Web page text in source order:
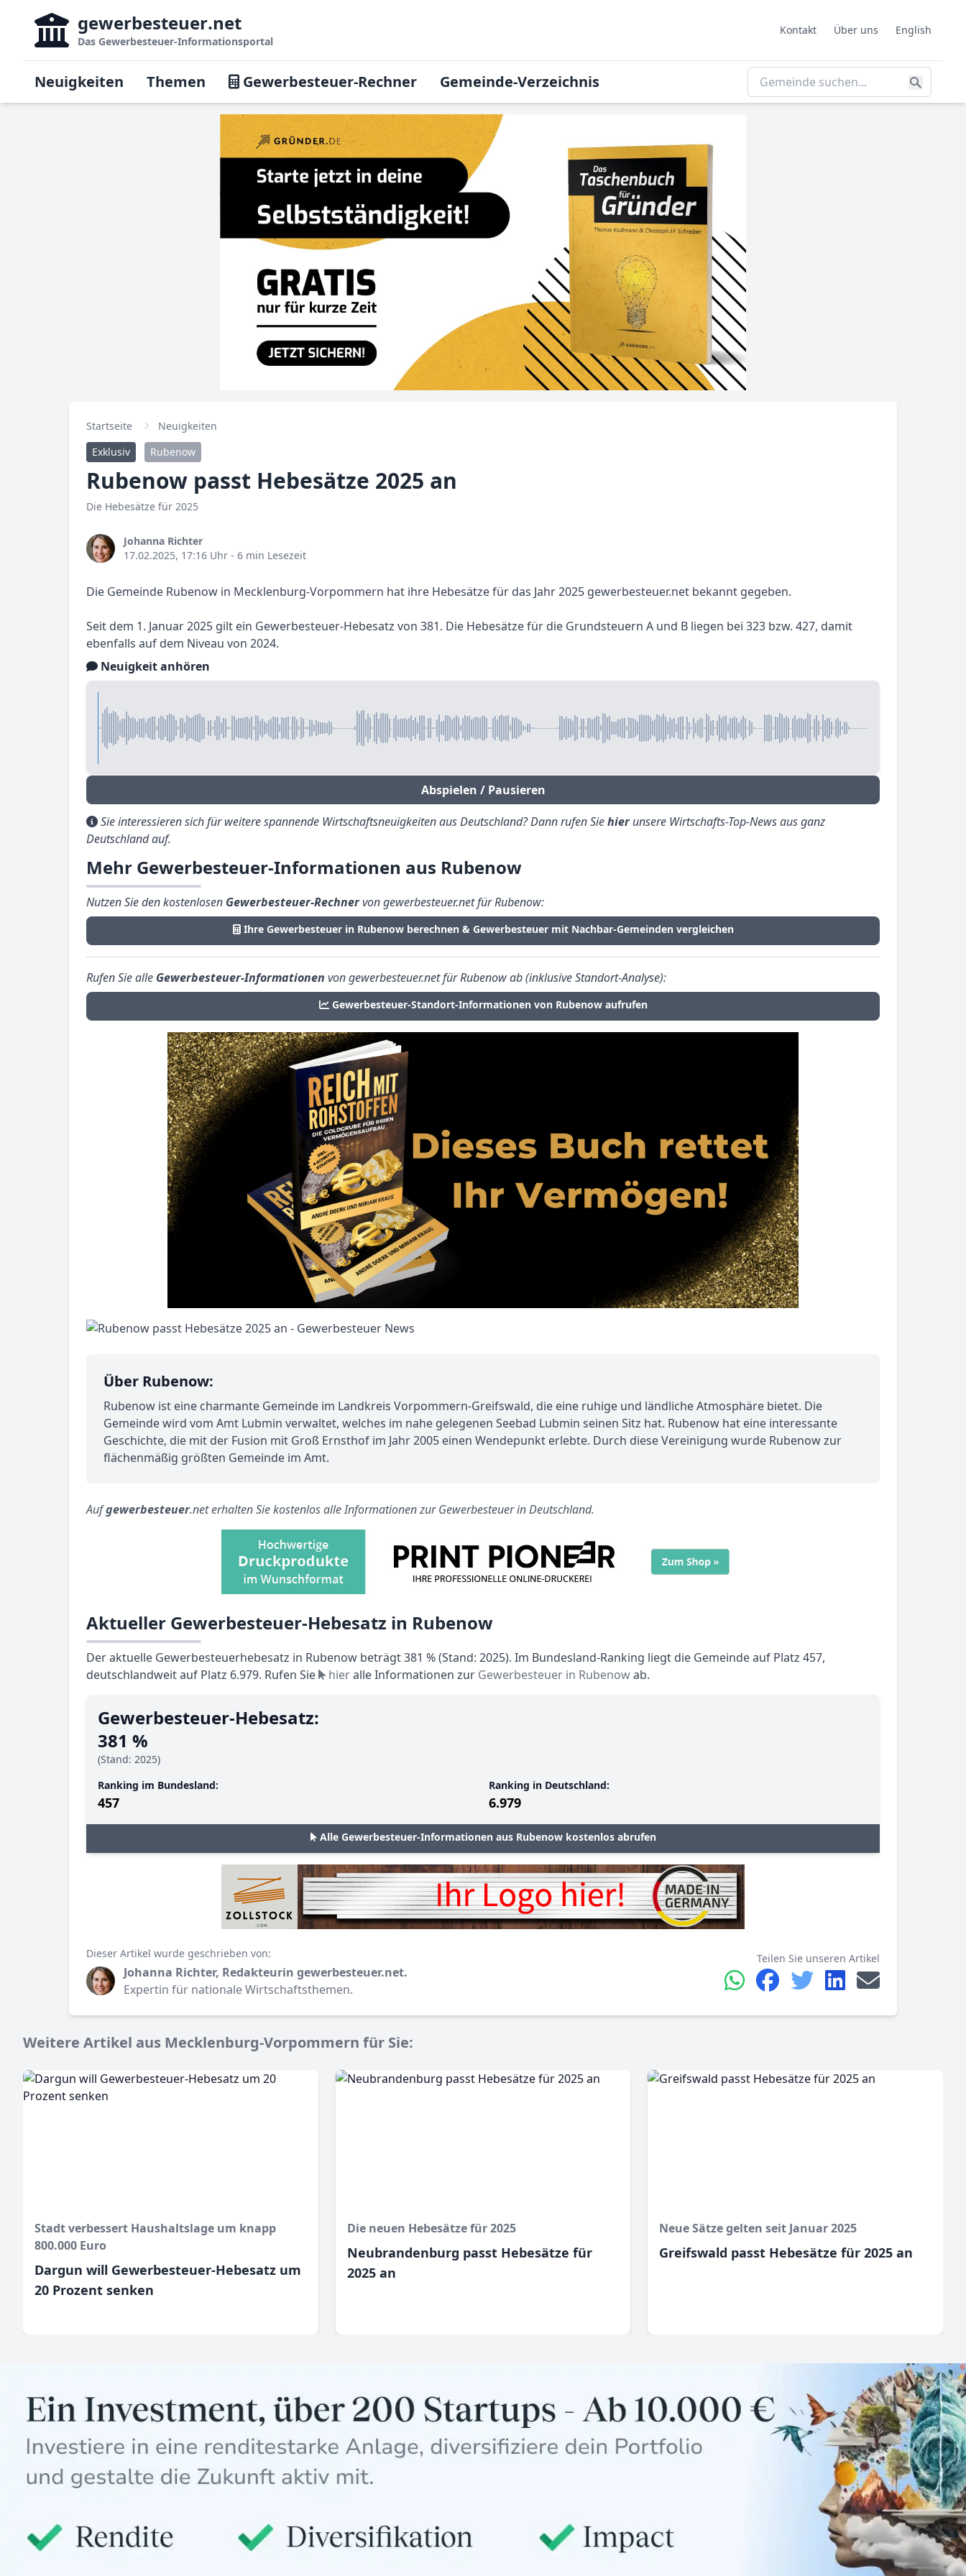
gewerbesteuer.net
Das Gewerbesteuer-Informationsportal
Kontakt Über uns English
Neuigkeiten Themen Gewerbesteuer-Rechner Gemeinde-Verzeichnis
Startseite
Neuigkeiten
Exklusiv
Rubenow
Rubenow passt Hebesätze 2025 an
Die Hebesätze für 2025
Johanna Richter
17.02.2025, 17:16 Uhr - 6 min Lesezeit
Die Gemeinde Rubenow in Mecklenburg-Vorpommern hat ihre Hebesätze für das Jahr 2025 gewerbesteuer.net bekannt gegeben.
Seit dem 1. Januar 2025 gilt ein Gewerbesteuer-Hebesatz von 381. Die Hebesätze für die Grundsteuern A und B liegen bei 323 bzw. 427, damit
ebenfalls auf dem Niveau von 2024.
Neuigkeit anhören
Abspielen / Pausieren
Sie interessieren sich für weitere spannende Wirtschaftsneuigkeiten aus Deutschland? Dann rufen Siehierunsere Wirtschafts-Top-News aus ganz
Deutschland auf.
Mehr Gewerbesteuer-Informationen aus Rubenow
Nutzen Sie den kostenlosen Gewerbesteuer-Rechnervon gewerbesteuer.net für Rubenow:
Ihre Gewerbesteuer in Rubenow berechnen & Gewerbesteuer mit Nachbar-Gemeinden vergleichen
Rufen Sie alle Gewerbesteuer-Informationen von gewerbesteuer.net für Rubenow ab (inklusive Standort-Analyse):
Gewerbesteuer-Standort-Informationen von Rubenow aufrufen
Über Rubenow:
Rubenow ist eine charmante Gemeinde im Landkreis Vorpommern-Greifswald, die eine ruhige und ländliche Atmosphäre bietet. Die
Gemeinde wird vom Amt Lubmin verwaltet, welches im nahe gelegenen Seebad Lubmin seinen Sitz hat. Rubenow hat eine interessante
Geschichte, die mit der Fusion mit Groß Ernsthof im Jahr 2005 einen Wendepunkt erlebte. Durch diese Vereinigung wurde Rubenow zur
flächenmäßig größten Gemeinde im Amt.
Aufgewerbesteuer.net erhalten Sie kostenlos alle Informationen zur Gewerbesteuer in Deutschland.
Aktueller Gewerbesteuer-Hebesatz in Rubenow
Der aktuelle Gewerbesteuerhebesatz in Rubenow beträgt 381 % (Stand: 2025). Im Bundesland-Ranking liegt die Gemeinde auf Platz 457,
deutschlandweit auf Platz 6.979. Rufen Sie
hieralle Informationen zur Gewerbesteuer in Rubenowab.
Gewerbesteuer-Hebesatz:
381 %
(Stand: 2025)
Ranking im Bundesland:
457
Ranking in Deutschland:
6.979
Alle Gewerbesteuer-Informationen aus Rubenow kostenlos abrufen
Dieser Artikel wurde geschrieben von:
Johanna Richter, Redakteurin gewerbesteuer.net.
Expertin für nationale Wirtschaftsthemen.
Teilen Sie unseren Artikel
Weitere Artikel aus Mecklenburg-Vorpommern für Sie:
Stadt verbessert Haushaltslage um knapp
800.000 Euro
Dargun will Gewerbesteuer-Hebesatz um
20 Prozent senken
Die neuen Hebesätze für 2025
Neubrandenburg passt Hebesätze für
2025 an
Neue Sätze gelten seit Januar 2025
Greifswald passt Hebesätze für 2025 an